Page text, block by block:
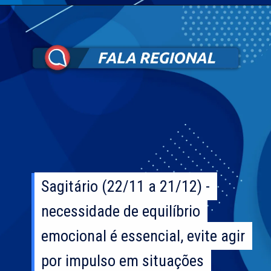
Sagitário (22/11 a 21/12) -
necessidade de equilíbrio
emocional é essencial, evite agir
por impulso em situações
Sagitário (22/11 a 21/12) -
necessidade de equilíbrio
emocional é essencial, evite agir
por impulso em situações